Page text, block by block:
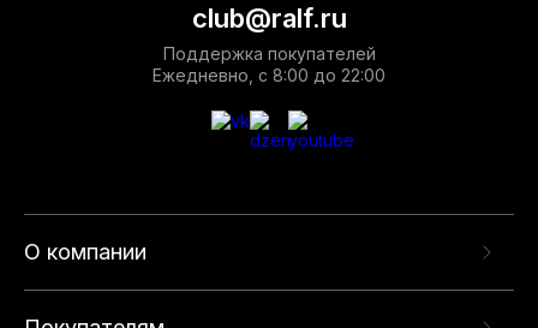
О компании
club@ralf.ru
Поддержка покупателей
Ежедневно, с 8:00 до 22:00